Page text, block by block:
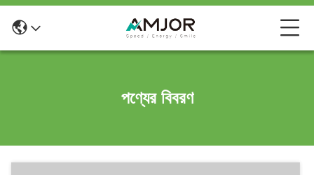
পণ্যের বিবরণ